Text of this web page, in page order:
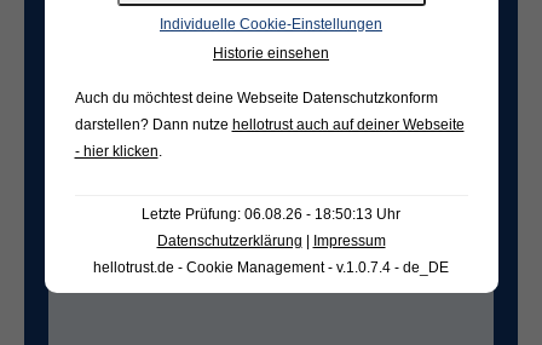
Freifeld für evtl. Anmerkungen
Individuelle Cookie-Einstellungen
Historie einsehen
Auch du möchtest deine Webseite Datenschutzkonform
darstellen? Dann nutze hellotrust auch auf deiner Webseite
- hier klicken.
Letzte Prüfung: 06.08.26 - 18:50:13 Uhr
Datenschutzerklärung
Impressum
hellotrust.de - Cookie Management - v.1.0.7.4 - de_DE